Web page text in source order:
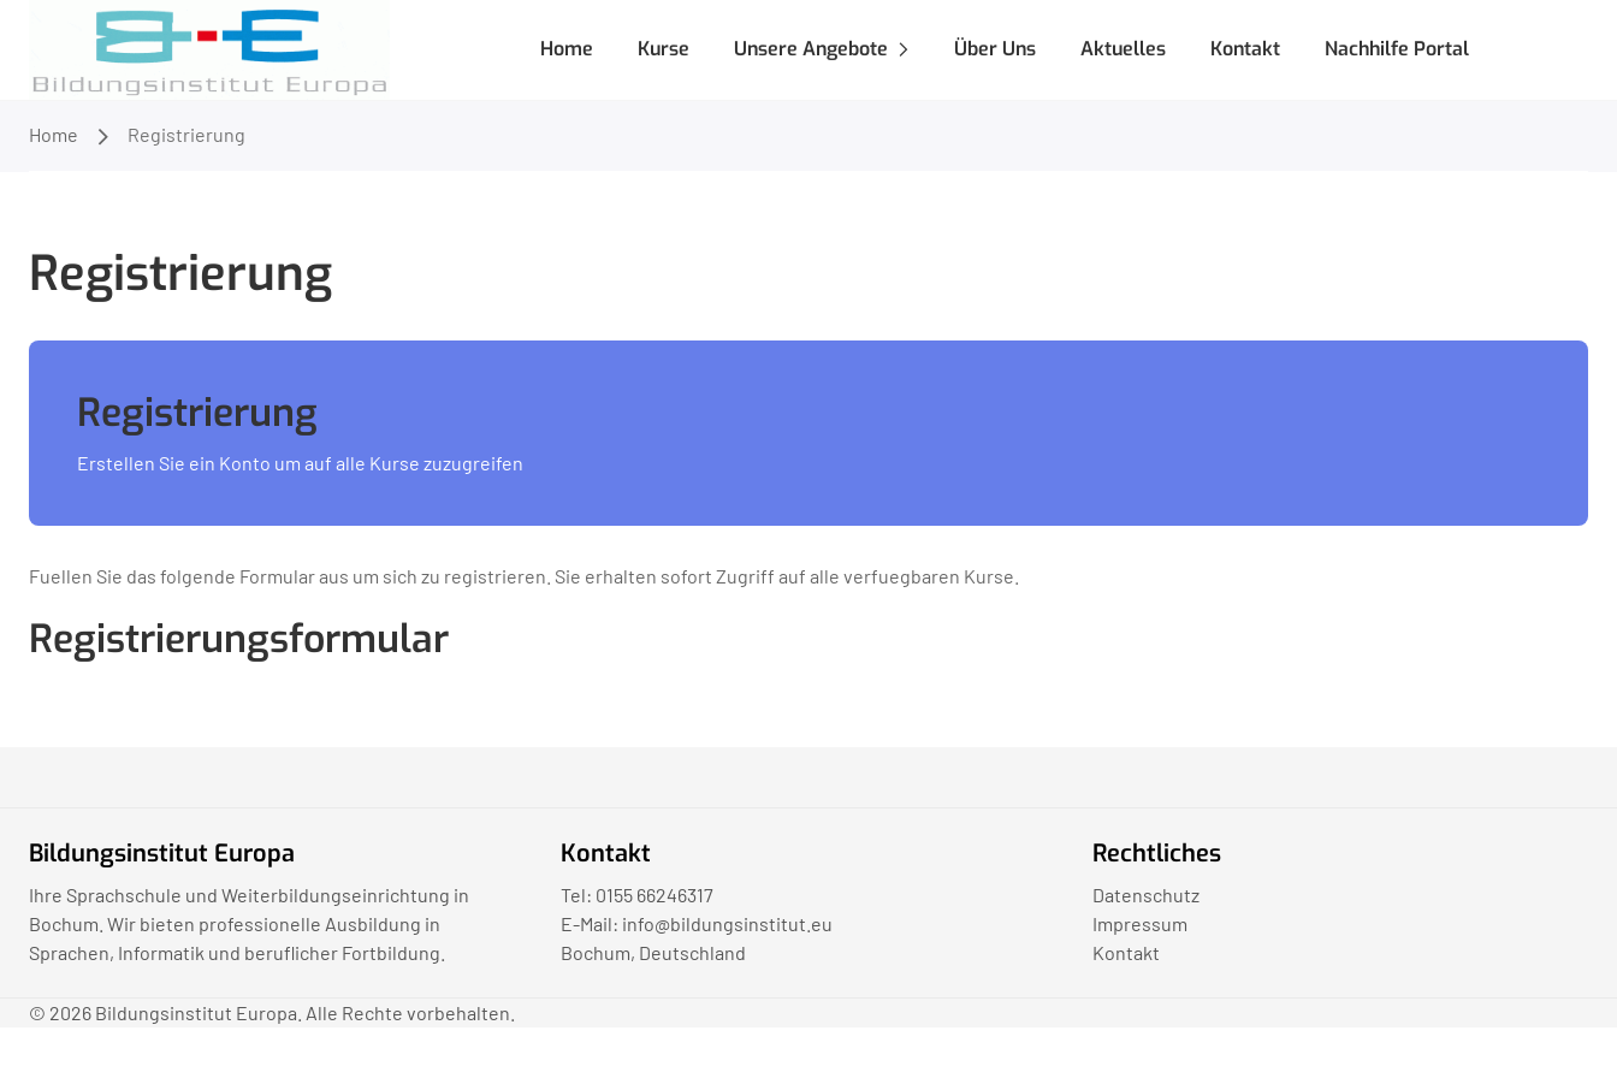
Home Kurse Unsere Angebote Über Uns Aktuelles Kontakt Nachhilfe Portal
Home Registrierung
Registrierung
Registrierung
Erstellen Sie ein Konto um auf alle Kurse zuzugreifen
Fuellen Sie das folgende Formular aus um sich zu registrieren. Sie erhalten sofort Zugriff auf alle verfuegbaren Kurse.
Registrierungsformular
Bildungsinstitut Europa
Ihre Sprachschule und Weiterbildungseinrichtung in
Bochum. Wir bieten professionelle Ausbildung in
Sprachen, Informatik und beruflicher Fortbildung.
Kontakt
Tel: 0155 66246317
E-Mail: info@bildungsinstitut.eu
Bochum, Deutschland
Rechtliches
Datenschutz
Impressum
Kontakt
© 2026 Bildungsinstitut Europa. Alle Rechte vorbehalten.